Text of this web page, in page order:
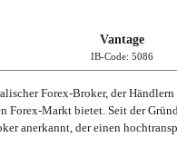
Vantage
IB-Code: 5086
Forex-Broker, der
Forex-Markt bietet. Seit der
anerkannt, der einen